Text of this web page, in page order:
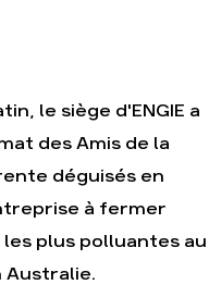
Nos
Climat – Énergie
Surproduction
le siège d'ENGIE a
des Amis de la
déguisés en
à fermer
plus polluantes au
Australie.